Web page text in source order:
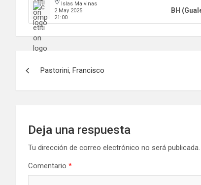
Islas Malvinas
2 May 2025
21:00
BH
Pastorini, Francisco
Deja una respuesta
Tu dirección de correo electrónico no será publicada.
Comentario *